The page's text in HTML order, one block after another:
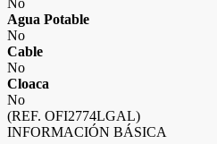
No
Agua Potable
No
Cable
No
Cloaca
No
(REF. OFI2774LGAL)
INFORMACIÓN BÁSICA